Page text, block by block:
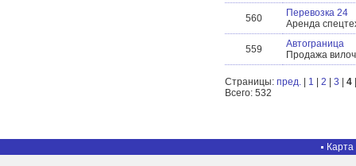
560
Перевозка 24
Аренда
559
Автограница
Продажа
Страницы: пред. 1 2 3 4
Всего: 532
Карта